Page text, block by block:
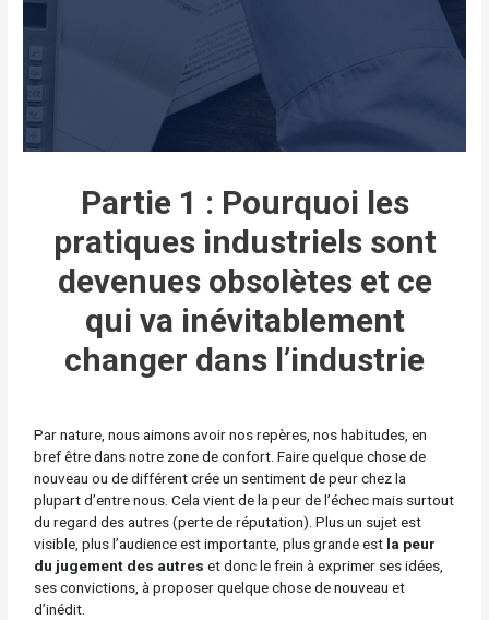
Partie 1 : Pourquoi les
pratiques industriels sont
devenues obsolètes et ce
qui va inévitablement
changer dans l’industrie
Par nature, nous aimons avoir nos repères, nos habitudes, en
bref être dans notre zone de confort. Faire quelque chose de
nouveau ou de différent crée un sentiment de peur chez la
plupart d’entre nous. Cela vient de la peur de l’échec mais surtout
du regard des autres (perte de réputation). Plus un sujet est
visible, plus l’audience est importante, plus grande est la peur
du jugement des autres et donc le frein à exprimer ses idées,
ses convictions, à proposer quelque chose de nouveau et
d’inédit.